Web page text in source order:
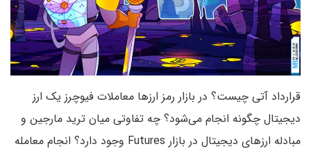
قرارداد آتی چیست؟ در بازار رمز ارزها معاملات فیوچرز یک ارز
دیجیتال چگونه انجام می‌شود؟ چه تفاوتی میان ترید مارجین و
مبادله ارزهای دیجیتال در بازار Futures وجود دارد؟ انجام معامله